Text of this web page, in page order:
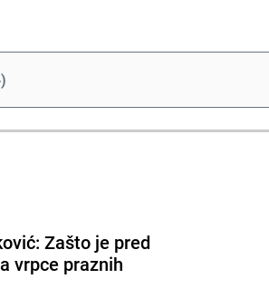
)
Zašto je pred
vrpce praznih